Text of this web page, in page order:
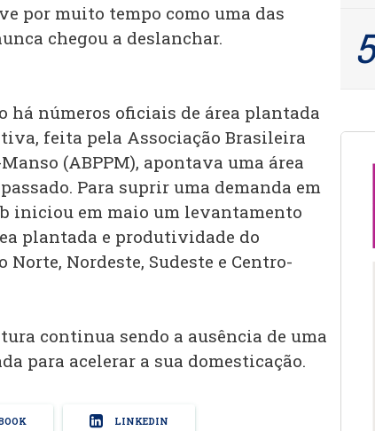
por muito tempo como uma das
chegou a deslanchar.
há números oficiais de área plantada
feita pela Associação Brasileira
(ABPPM), apontava uma área
Para suprir uma demanda em
iniciou em maio um levantamento
plantada e produtividade do
Nordeste, Sudeste e Centro-
continua sendo a ausência de uma
para acelerar a sua domesticação.
LINKEDIN